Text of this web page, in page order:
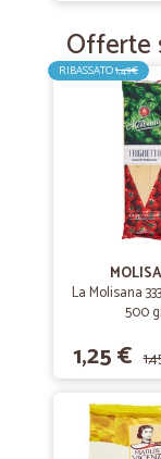
Offerte
RIBASSATO1,49€
La Molisana
500
1,25 €